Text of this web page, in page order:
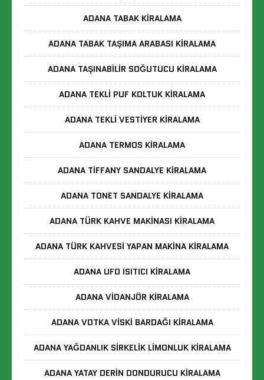
ADANA TABAK KIRALAMA
ADANA TABAK TAŞIMA ARABASI KIRALAMA
ADANA TAŞINABILIR SOĞUTUCU KIRALAMA
ADANA TEKLI PUF KOLTUK KIRALAMA
ADANA TEKLI VESTIYER KIRALAMA
ADANA TERMOS KIRALAMA
ADANA TIFFANY SANDALYE KIRALAMA
ADANA TONET SANDALYE KIRALAMA
ADANA TÜRK KAHVE MAKINASI KIRALAMA
ADANA TÜRK KAHVESI YAPAN MAKINA KIRALAMA
ADANA UFO ISITICI KIRALAMA
ADANA VIDANJÖR KIRALAMA
ADANA VOTKA VISKI BARDAĞI KIRALAMA
ADANA YAĞDANLIK SIRKELIK LIMONLUK KIRALAMA
ADANA YATAY DERIN DONDURUCU KIRALAMA